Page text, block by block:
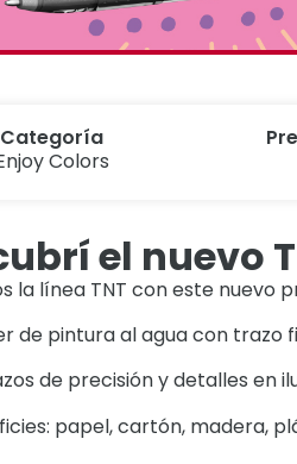
el nuevo
la línea TNT con este nuevo
de pintura al agua con trazo
de precisión y detalles en
papel, cartón, madera,
Categoría
Colors